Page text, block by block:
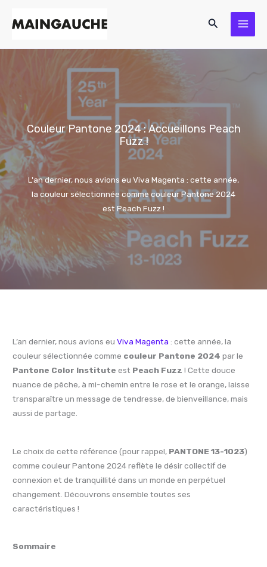
Rechercher
Couleur Pantone 2024 : Accueillons Peach
Fuzz !
L'an dernier, nous avions eu Viva Magenta : cette année,
la couleur sélectionnée comme couleur Pantone 2024
est Peach Fuzz !
L’an dernier, nous avions euViva Magenta : cette année, la
couleur sélectionnée comme couleur Pantone 2024 par le
Pantone Color Institute est Peach Fuzz ! Cette douce
nuance de pêche, à mi-chemin entre le rose et le orange, laisse
transparaître un message de tendresse, de bienveillance, mais
aussi de partage.
Le choix de cette référence (pour rappel, PANTONE 13-1023)
comme couleur Pantone 2024 reflète le désir collectif de
connexion et de tranquillité dans un monde en perpétuel
changement. Découvrons ensemble toutes ses
caractéristiques !
Sommaire